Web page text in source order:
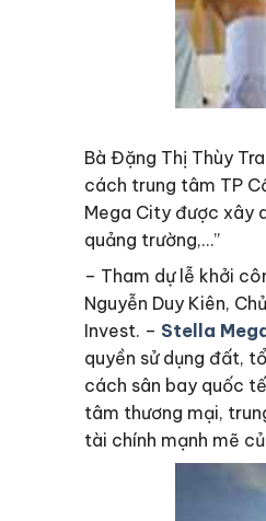
Bà Đặng Thị Thùy
cách trung tâm TP
Mega City được xây
quảng trường,…”
– Tham dự lễ khởi
Nguyễn Duy Kiên,
Invest. – Stella
quyền sử dụng đất,
cách sân bay quốc
tâm thương mại,
tài chính mạnh mẽ